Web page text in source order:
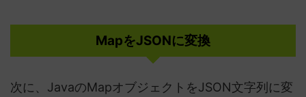
MapをJSONに変換
次に、JavaのMapオブジェクトをJSON文字列に変